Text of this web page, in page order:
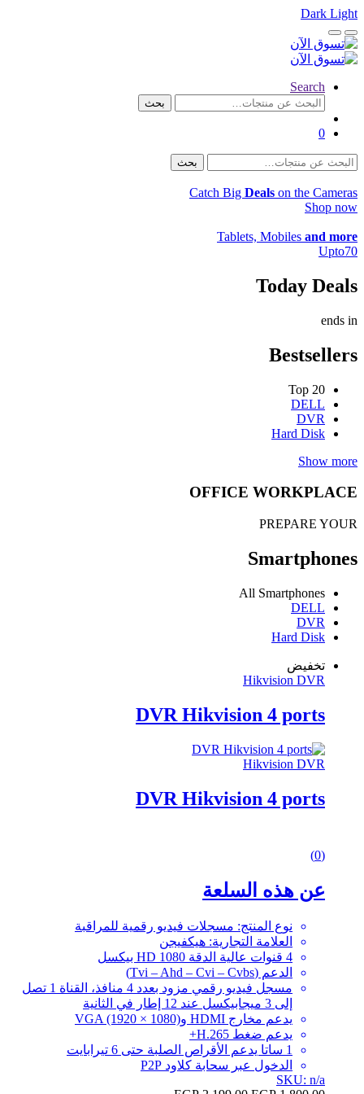
Dark Light
Skip
to
navigation
Skip
to
content
Open
Close
Search
البحث
بحث
0
البحث
بحث
Catch Big Deals on the Cameras
Shop now
Tablets, Mobiles and more
Upto70
Today Deals
ends in
Bestsellers
Top 20
DELL
DVR
Hard Disk
Show more
OFFICE WORKPLACE
PREPARE YOUR
Smartphones
All Smartphones
DELL
DVR
Hard Disk
تخفيض
Hikvision DVR
DVR Hikvision 4 ports
Hikvision DVR
DVR Hikvision 4 ports
of
5
(0)
عن هذه السلعة
نوع المنتج: مسجلات فيديو رقمية للمراقبة
العلامة التجارية: هيكفيجن
4 قنوات عالية الدقة HD 1080 بيكسل
الدعم (Tvi – Ahd – Cvi – Cvbs)
مسجل فيديو رقمي مزود بعدد 4 منافذ، القناة 1 تصل
إلى 3 ميجابيكسل عند 12 إطار في الثانية
يدعم مخارج HDMI وVGA (1920 × 1080)
يدعم ضغط H.265+
1 ساتا يدعم الأقراص الصلبة حتى 6 تيرابايت
الدخول عبر سحابة كلاود P2P
SKU: n/a